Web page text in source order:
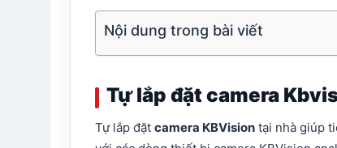
Nội dung trong bài viết
Tự lắp đặt camera
Tự lắp đặt camera KBVision tại nhà giúp